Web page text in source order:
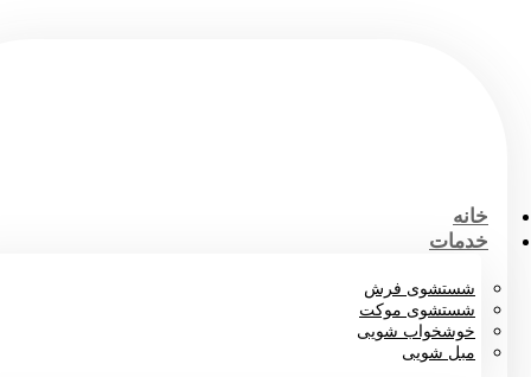
خانه
خدمات
شستشوی فرش
شستشوی موکت
خوشخواب شویی
مبل شویی